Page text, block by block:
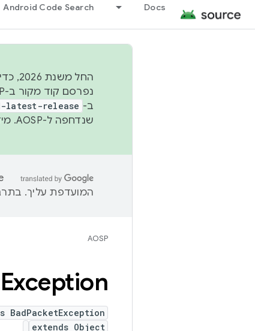
Docs
Android Code Search
החל
ב- latest-release
שנדחפה ל-AOSP. מידע נוסף זמין במאמר
המועדפת עליך.
AOSP
Exception
BadPacketException
extends Object